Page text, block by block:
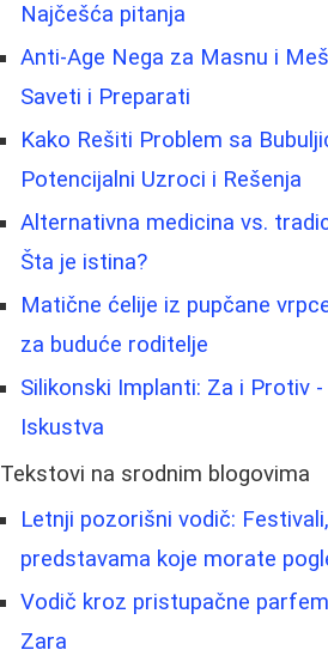
Najčešća pitanja
Anti-Age Nega za Masnu i
Saveti i Preparati
Kako Rešiti Problem sa
Potencijalni Uzroci i Rešenja
Alternativna medicina vs.
Šta je istina?
Matične ćelije iz pupčane
za buduće roditelje
Silikonski Implanti: Za i Protiv
Iskustva
Tekstovi na srodnim blogovima
Letnji pozorišni vodič:
predstavama koje morate
Vodič kroz pristupačne
Zara